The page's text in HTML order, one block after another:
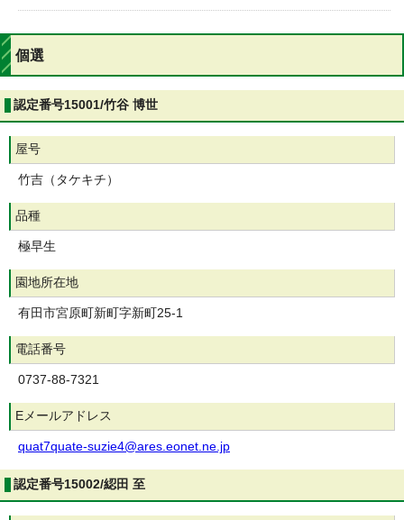
個選
認定番号15001/竹谷 博世
屋号
竹吉（タケキチ）
品種
極早生
園地所在地
有田市宮原町新町字新町25-1
電話番号
0737-88-7321
Eメールアドレス
quat7quate-suzie4@ares.eonet.ne.jp
認定番号15002/綛田 至